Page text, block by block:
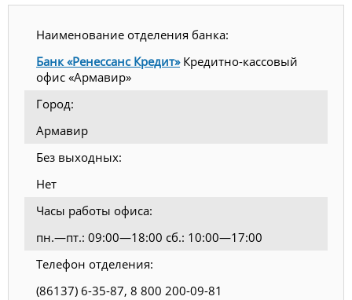
Наименование отделения банка:
Банк «Ренессанс Кредит»Кредитно-кассовый
офис «Армавир»
Город:
Армавир
Без выходных:
Нет
Часы работы офиса:
пн.—пт.: 09:00—18:00 сб.: 10:00—17:00
Телефон отделения:
(86137) 6-35-87, 8 800 200-09-81